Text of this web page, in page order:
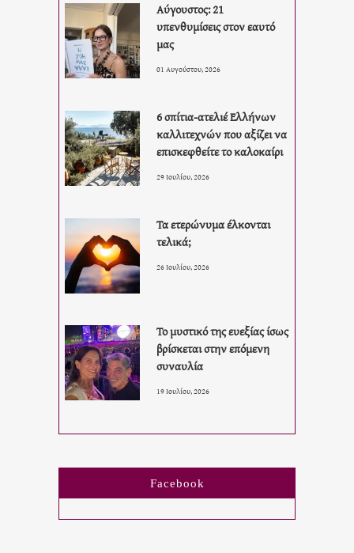
Αύγουστος: 21
υπενθυμίσεις στον εαυτό
μας
01 Αυγούστου, 2026
6 σπίτια-ατελιέ Ελλήνων
καλλιτεχνών που αξίζει να
επισκεφθείτε το καλοκαίρι
29 Ιουλίου, 2026
Τα ετερώνυμα έλκονται
τελικά;
26 Ιουλίου, 2026
Το μυστικό της ευεξίας ίσως
βρίσκεται στην επόμενη
συναυλία
19 Ιουλίου, 2026
Facebook